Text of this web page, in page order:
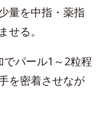
量を中指・薬指
せる。
パール1～2粒程
を密着させなが